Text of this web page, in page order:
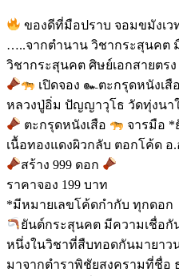
ของดีที่มือปราบ จอมขมังเ
…..จากตำนาน วิชากระสุนคต
วิชากระสุนคต ศิษย์เอกสายตร
เปิดจอง ๛ตะกรุดหนังเ
หลวงปู่อิ่ม ปัญญาวุโธ วัดทุ่งนา
ตะกรุดหนังเสือ
จารมือ
เนื้อทองแดงผิวกลับ ตอกโค้ด
สร้าง 999 ดอก
ราคาจอง 199 บาท
*มีหมายเลขโค้ดกำกับ ทุกดอก
ยันต์กระสุนคต มีความเชื่อกั
หนึ่งในวิชาที่สืบทอดกันมายาว
มาจากตำราพิชัยสงครามที่ชื่อ